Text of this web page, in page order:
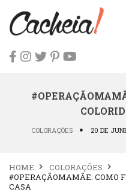
COLORAÇÕES 20 DE
HOME
COLORAÇÕES
#OPERAÇÃOMAMÃE: COMO
CASA